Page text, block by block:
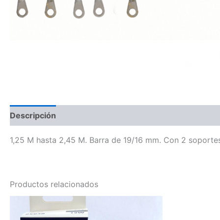
Descripción
1,25 M hasta 2,45 M. Barra de 19/16 mm. Con 2
Productos relacionados